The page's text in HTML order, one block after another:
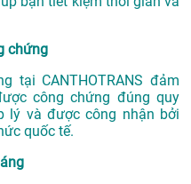
chứng
tại CANTHOTRANS đảm
công chứng đúng quy
lý và được công nhận bởi
quốc tế.